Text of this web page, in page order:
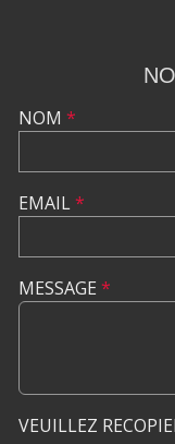
NOM *
EMAIL*
MESSAGE *
VEUILLEZ